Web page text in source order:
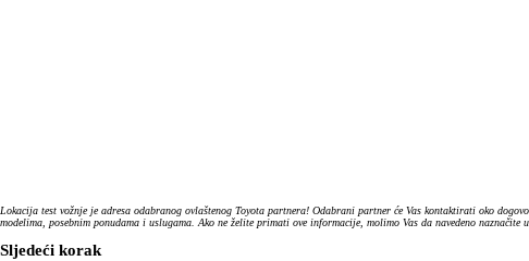
Lokacija test vožnje je adresa odabranog ovlaštenog Toyota partnera! Odabrani partner će Vas kontaktirati oko
modelima, posebnim ponudama i uslugama. Ako ne želite primati ove informacije, molimo Vas da navedeno
Sljedeći korak